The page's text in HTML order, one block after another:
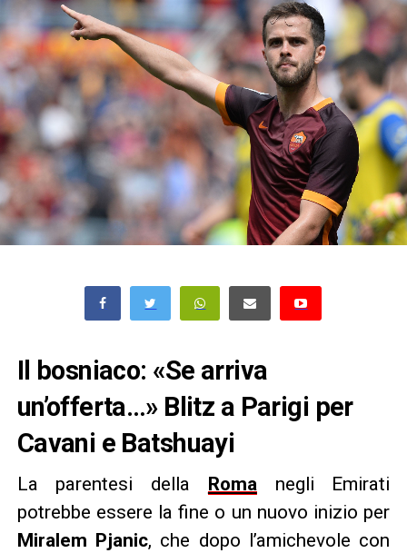
Il bosniaco: «Se arriva
un’offerta…» Blitz a Parigi per
Cavani e Batshuayi
La parentesi della Romanegli Emirati
potrebbe essere la fine o un nuovo inizio per
Miralem Pjanic, che dopo l’amichevole con